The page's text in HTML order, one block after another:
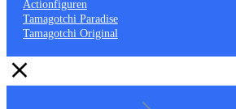
Actionfiguren
Tamagotchi Paradise
Tamagotchi Original